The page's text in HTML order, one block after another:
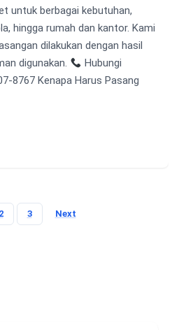
untuk berbagai kebutuhan,
hingga rumah dan kantor. Kami
dilakukan dengan hasil
digunakan.
Hubungi
8767 Kenapa Harus Pasang
2 3 Next